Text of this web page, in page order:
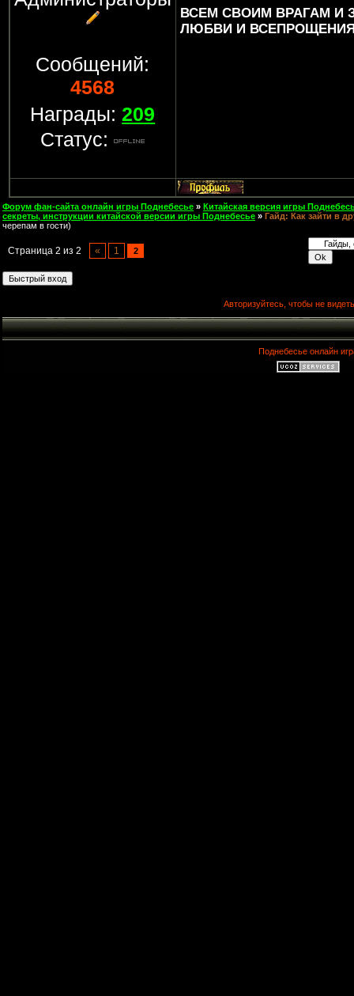
Сообщений:
4568
Награды:209
Статус:
ВСЕМ СВОИМ ВРАГАМ
ЛЮБВИ И
Форум фан-сайта онлайн игры Поднебесье » Китайская версия игры
секреты, инструкции китайской версии игры Поднебесье » Гайд: Как зайти в
черепам в гости)
Страница 2 из 2 « 1 2
Авторизуйтесь, чтобы не
Поднебесье онлайн